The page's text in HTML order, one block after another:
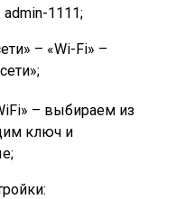
1111;
– «Wi-Fi» –
– выбираем из
ключ и